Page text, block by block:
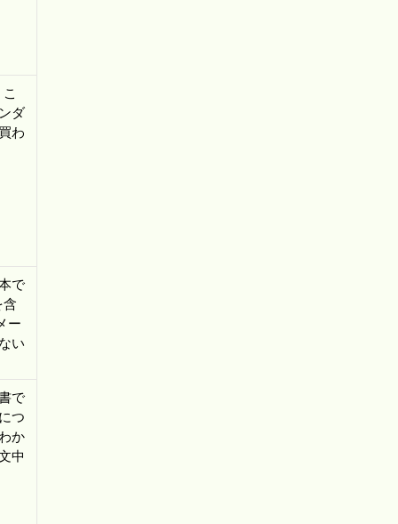
ダ
わ
で
含
ー
い
で
つ
か
中